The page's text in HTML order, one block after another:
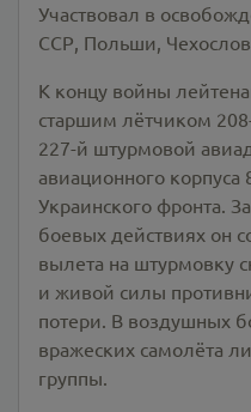
Участвовал в
ССР, Польши,
К концу войны
старшим лётчиком
227-й штурмовой
авиационного
Украинского фронта.
боевых действиях он
вылета на штурмовку
и живой силы
потери. В воздушных
вражеских самолёта
группы.